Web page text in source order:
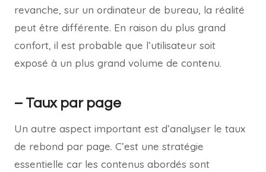
revanche, sur un ordinateur de bureau, la réalité
peut être différente. En raison du plus grand
confort, il est probable que l’utilisateur soit
exposé à un plus grand volume de contenu.
– Taux par page
Un autre aspect important est d’analyser le taux
de rebond par page. C’est une stratégie
essentielle car les contenus abordés sont